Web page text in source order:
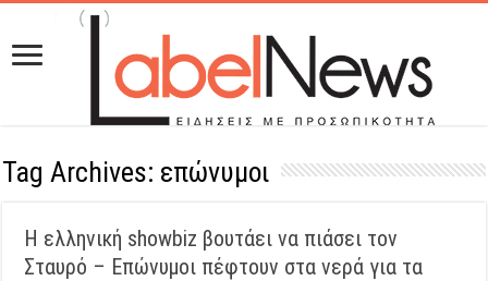
Tag Archives: επώνυμοι
Η ελληνική showbiz βουτάει να πιάσει τον
Σταυρό – Επώνυμοι πέφτουν στα νερά για τα